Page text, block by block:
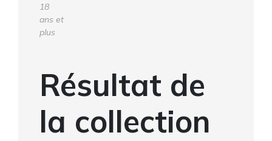
18
ans et
plus
Résultat de
la collection